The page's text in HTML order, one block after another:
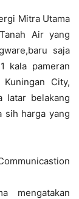
Mitra Utama
Air yang
saja
kala pameran
City,
latar belakang
sih harga yang
mengatakan